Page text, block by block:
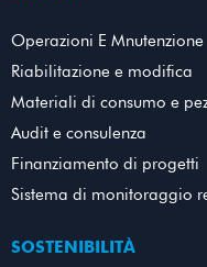
Operazioni E Mnutenzione
Riabilitazione e modifica
Materiali di consumo e
Audit e consulenza
Finanziamento di progetti
Sistema di monitoraggio
SOSTENIBILITÀ